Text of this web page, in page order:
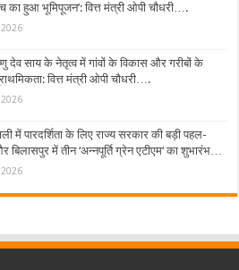
का हुआ भूमिपूजन’: वित्त मंत्री ओपी चौधरी….
देव साय के नेतृत्व में गांवों के विकास और गरीबों के
वित्त मंत्री ओपी चौधरी….
में पारदर्शिता के लिए राज्य सरकार की बड़ी पहल-
बिलासपुर में तीन ‘अन्नपूर्ति ग्रेन एटीएम‘ का शुभारंभ…